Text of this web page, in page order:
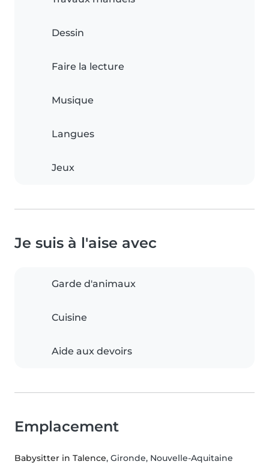
Dessin
Faire la lecture
Musique
Langues
Jeux
Je suis à l'aise avec
Garde d'animaux
Cuisine
Aide aux devoirs
Emplacement
Babysitter in Talence, Gironde, Nouvelle-Aquitaine